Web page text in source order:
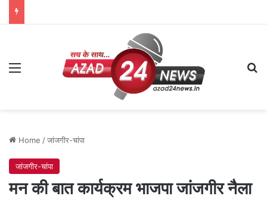
Menu
Home /जांजगीर-चांपा
जांजगीर-चांपा
मन की बात कार्यक्रम भाजपा जांजगीर नैला